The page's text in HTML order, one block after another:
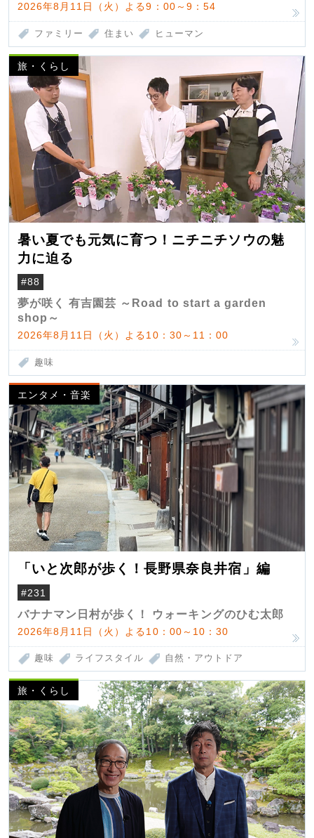
2026年8月11日（火）よる9：00～9：54
ファミリー 住まい ヒューマン
旅・くらし
暑い夏でも元気に育つ！ニチニチソウの魅
力に迫る
#88
夢が咲く 有吉園芸 ～Road to start a garden
shop～
2026年8月11日（火）よる10：30～11：00
趣味
エンタメ・音楽
「いと次郎が歩く！長野県奈良井宿」編
#231
バナナマン日村が歩く！ ウォーキングのひむ太郎
2026年8月11日（火）よる10：00～10：30
趣味 ライフスタイル 自然・アウトドア
旅・くらし